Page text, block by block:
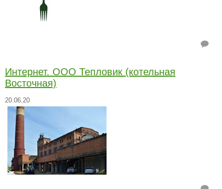
Интернет. ООО Тепловик (котельная
Восточная)
20.06.20